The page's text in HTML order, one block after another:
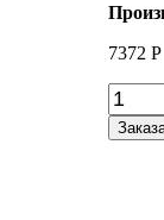
7372 Р